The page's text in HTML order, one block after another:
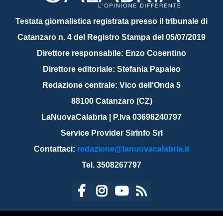
Testata giornalistica registrata presso il tribunale di
Catanzaro n. 4 del Registro Stampa del 05/07/2019
Direttore responsabile: Enzo Cosentino
Direttore editoriale: Stefania Papaleo
Redazione centrale: Vico dell'Onda 5
88100 Catanzaro (CZ)
LaNuovaCalabria | P.Iva 03698240797
Service Provider Sirinfo Srl
Contattaci: redazione@lanuovacalabria.it
Tel. 3508267797